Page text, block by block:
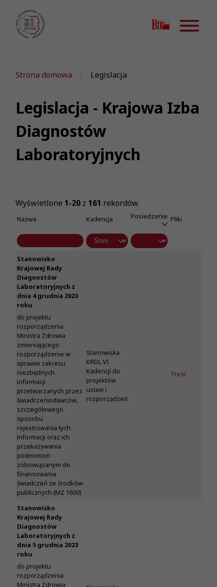
Strona domowa Legislacja
Legislacja - Krajowa Izba
Diagnostów
Laboratoryjnych
Wyświetlone 1-20 z 161 rekordów.
Nazwa Kadencja Posiedzenie Pliki
Stanowisko
Krajowej Rady
Diagnostów
Laboratoryjnych z
dnia 4 grudnia 2023
roku
do projektu
rozporządzenia
Ministra Zdrowia
zmieniającego
rozporządzenie w
sprawie zakresu
niezbędnych
informacji
przetwarzanych przez
świadczeniodawców,
szczegółowego
sposobu
rejestrowania tych
informacji oraz ich
przekazywania
podmiotom
zobowiązanym do
finansowania
świadczeń ze środków
publicznych (MZ 1600)
Stanowiska
KRDL VI
Kadencji do
projektów
ustaw i
rozporządzeń
- Treść
Stanowisko
Krajowej Rady
Diagnostów
Laboratoryjnych z
dnia 5 grudnia 2023
roku
do projektu
rozporządzenia
Ministra Zdrowia